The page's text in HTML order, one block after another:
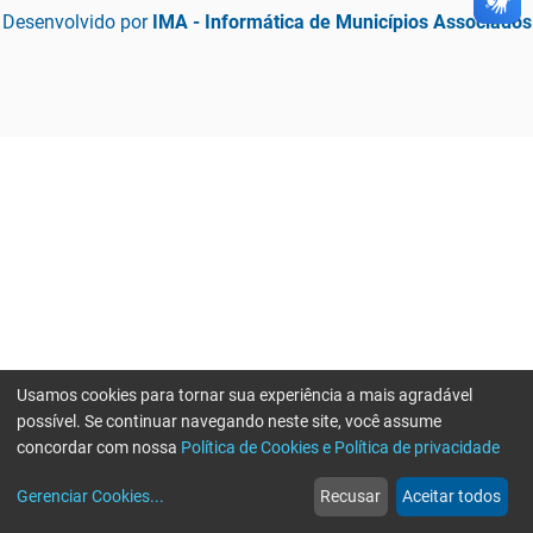
Desenvolvido por IMA - Informática de Municípios Associados
web
Notícias
more_horiz
Mais
Usamos cookies para tornar sua experiência a mais agradável
possível. Se continuar navegando neste site, você assume
concordar com nossa Política de Cookies e Política de privacidade
Gerenciar Cookies... Recusar Aceitar todos